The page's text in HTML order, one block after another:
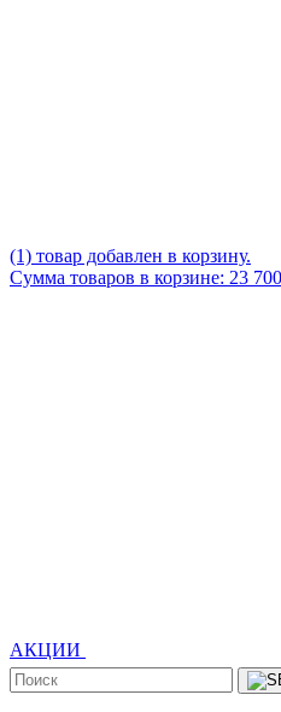
(1) товар добавлен в корзину.
Сумма товаров в корзине: 23
АКЦИИ